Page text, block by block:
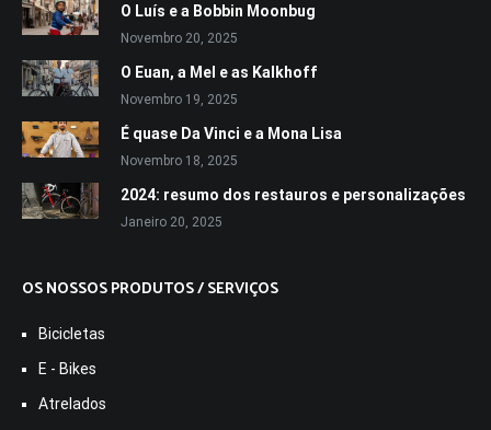
O Luís e a Bobbin Moonbug
Novembro 20, 2025
O Euan, a Mel e as Kalkhoff
Novembro 19, 2025
É quase Da Vinci e a Mona Lisa
Novembro 18, 2025
2024: resumo dos restauros e personalizações
Janeiro 20, 2025
OS NOSSOS PRODUTOS / SERVIÇOS
Bicicletas
E - Bikes
Atrelados